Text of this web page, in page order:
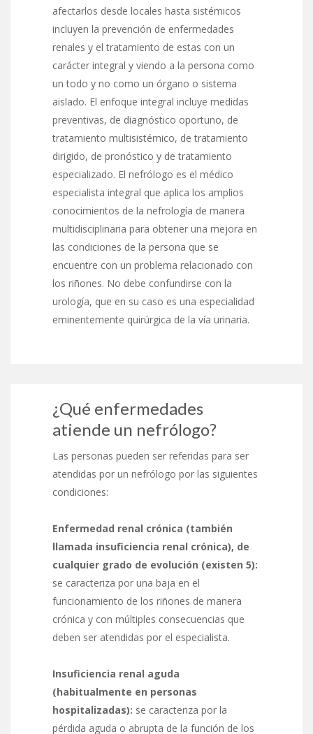
afectarlos desde locales hasta sistémicos
incluyen la prevención de enfermedades
renales y el tratamiento de estas con un
carácter integral y viendo a la persona como
un todo y no como un órgano o sistema
aislado. El enfoque integral incluye medidas
preventivas, de diagnóstico oportuno, de
tratamiento multisistémico, de tratamiento
dirigido, de pronóstico y de tratamiento
especializado. El nefrólogo es el médico
especialista integral que aplica los amplios
conocimientos de la nefrología de manera
multidisciplinaria para obtener una mejora en
las condiciones de la persona que se
encuentre con un problema relacionado con
los riñones. No debe confundirse con la
urología, que en su caso es una especialidad
eminentemente quirúrgica de la vía urinaria.
¿Qué enfermedades
atiende un nefrólogo?
Las personas pueden ser referidas para ser
atendidas por un nefrólogo por las siguientes
condiciones:
Enfermedad renal crónica (también
llamada insuficiencia renal crónica), de
cualquier grado de evolución (existen 5):
se caracteriza por una baja en el
funcionamiento de los riñones de manera
crónica y con múltiples consecuencias que
deben ser atendidas por el especialista.
Insuficiencia renal aguda
(habitualmente en personas
hospitalizadas): se caracteriza por la
pérdida aguda o abrupta de la función de los